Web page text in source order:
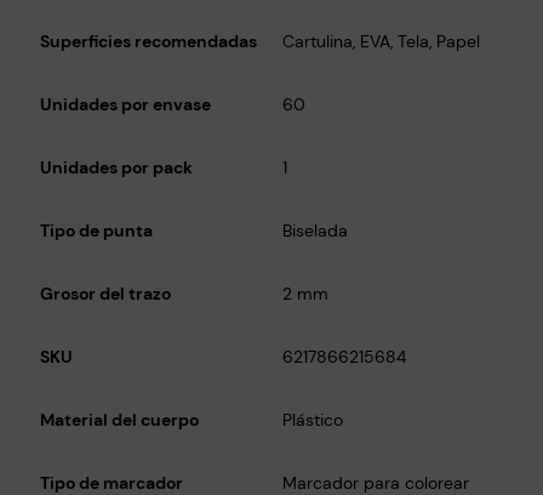
o
l
t
P
r
D
b
Superficies recomendadas Cartulina, EVA, Tela, Papel
Unidades por envase 60
Unidades por pack 1
Tipo de punta Biselada
Grosor del trazo 2 mm
SKU 6217866215684
Material del cuerpo Plástico
Tipo de marcador Marcador para colorear